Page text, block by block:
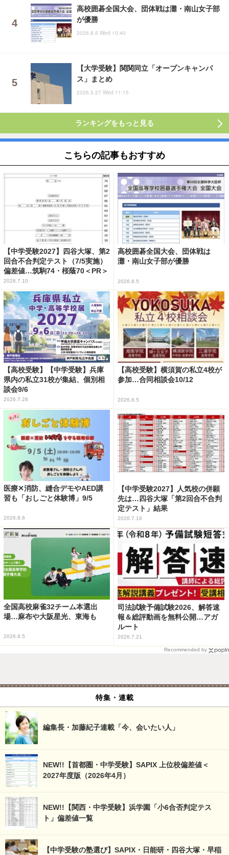
高校囲碁全国大会、団体戦は灘・南山女子部
が優勝
2026.8.5 Wed 10:40
【大学受験】関関同立「オープンキャンパ
ス」まとめ
2026.5.27 Wed 11:15
ランキングをもっと見る
こちらの記事もおすすめ
【中学受験2027】四谷大塚、第2
回合不合判定テスト（7/5実施）
偏差値…筑駒74・桜蔭70＜PR＞
2026.7.10
高校囲碁全国大会、団体戦は
灘・南山女子部が優勝
2026.8.5
【高校受験】【中学受験】兵庫
県内の私立31校が集結、個別相
談会9/6
2026.7.28
【高校受験】横須賀の私立4校が
参加…合同相談会10/12
2026.8.5
医療✕消防、縫合デモやAED講
習も「おしごと体験博」9/5
2026.8.6
【中学受験2027】人気校の併願
先は…四谷大塚「第2回合不合判
定テスト」結果
2026.7.16
全国高校麻雀32チーム本選出
場…麻布や大阪星光、東海も
2026.8.5
司法試験予備試験2026、解答速
報＆総評動画を無料公開…アガ
ルート
2026.7.21
Recommended by
特集・連載
編集長・加藤紀子連載「今、会いたい人」
NEW!!【首都圏・中学受験】SAPIX 上位校偏差値＜
2027年度版（2026年4月）
NEW!!【関西・中学受験】浜学園「小6合否判定テス
ト」偏差値一覧
【中学受験の塾選び】SAPIX・日能研・四谷大塚・早稲